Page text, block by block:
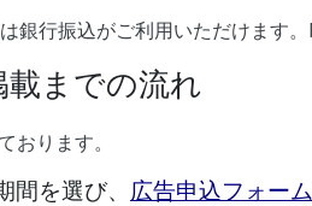
銀行振込がご利用いただけます
までの流れ
おります。
間を選び、 広告申込フォーム